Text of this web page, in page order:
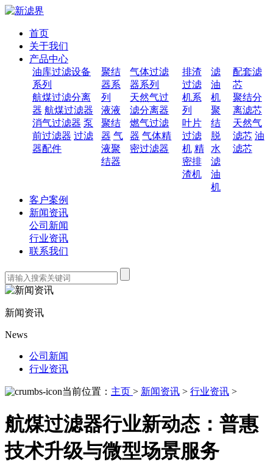
首页
关于我们
产品中心
油库过滤设备
系列
航煤过滤分离
器 航煤过滤器
消气过滤器 泵
前过滤器 过滤
器配件
聚结
器系
列
液液
聚结
器 气
液聚
结器
气体过滤
器系列
天然气过
滤分离器
燃气过滤
器 气体精
密过滤器
排渣
过滤
机系
列
叶片
过滤
机 精
密排
渣机
滤
油
机
聚
结
脱
水
滤
油
机
配套滤
芯
聚结分
离滤芯
天然气
滤芯 油
滤芯
客户案例
新闻资讯
公司新闻
行业资讯
联系我们
新闻资讯
News
公司新闻
行业资讯
当前位置： 主页 > 新闻资讯 > 行业资讯 >
航煤过滤器行业新动态：普惠
技术升级与微型场景服务